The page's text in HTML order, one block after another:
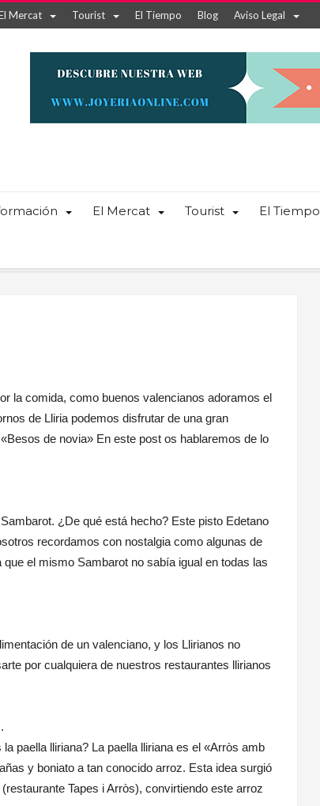
Mercat Tourist El Tiempo Blog Aviso Legal
El Mercat Tourist El Tiempo
la comida, como buenos valencianos adoramos el
de Lliria podemos disfrutar de una gran
de novia» En este post os hablaremos de lo
¿De qué está hecho? Este pisto Edetano
recordamos con nostalgia como algunas de
el mismo Sambarot no sabía igual en todas las
de un valenciano, y los Llirianos no
por cualquiera de nuestros restaurantes llirianos
paella lliriana? La paella lliriana es el «Arròs amb
y boniato a tan conocido arroz. Esta idea surgió
Tapes i Arròs), convirtiendo este arroz